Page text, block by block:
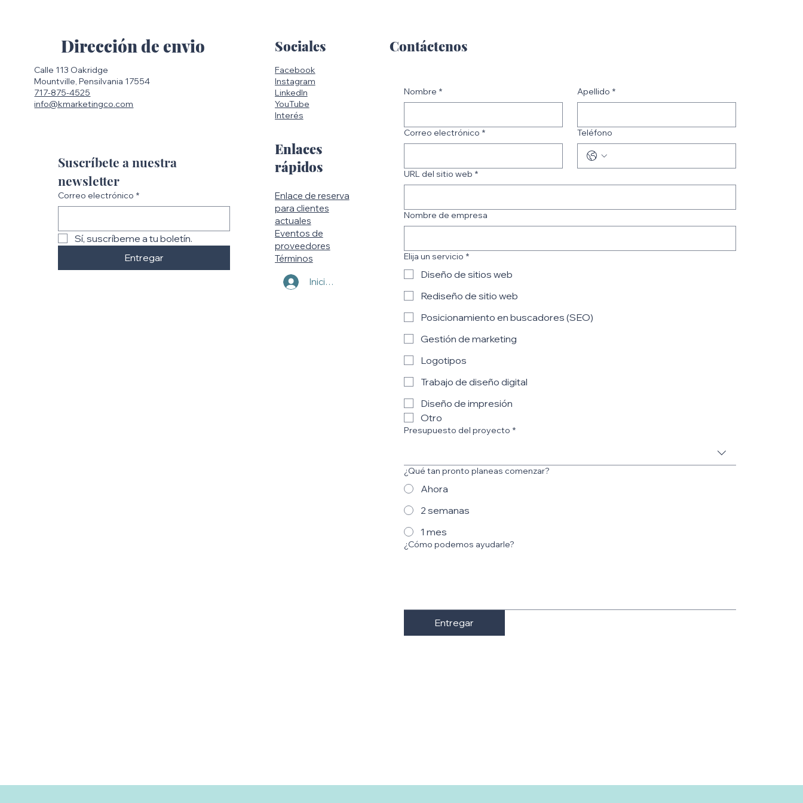
Dirección de envio
Calle 113 Oakridge
Mountville, Pensilvania 17554
717-875-4525
info@kmarketingco.com
Suscríbete a nuestra
newsletter
Correo electrónico *
Sí, suscríbeme a tu boletín.
Entregar
Facebook
Instagram
LinkedIn
YouTube
Interés
Sociales
Enlaces
rápidos
Enlace de reserva
para clientes
actuales
Eventos de
proveedores
Términos
Iniciar sesión
Nombre * Apellido *
Correo electrónico * Teléfono
URL del sitio web *
Nombre de empresa
Elija un servicio *
Diseño de sitios web
Rediseño de sitio web
Posicionamiento en buscadores (SEO)
Gestión de marketing
Logotipos
Trabajo de diseño digital
Diseño de impresión
Otro
Presupuesto del proyecto *
¿Qué tan pronto planeas comenzar?
Ahora
2 semanas
1 mes
¿Cómo podemos ayudarle?
Entregar
Contáctenos